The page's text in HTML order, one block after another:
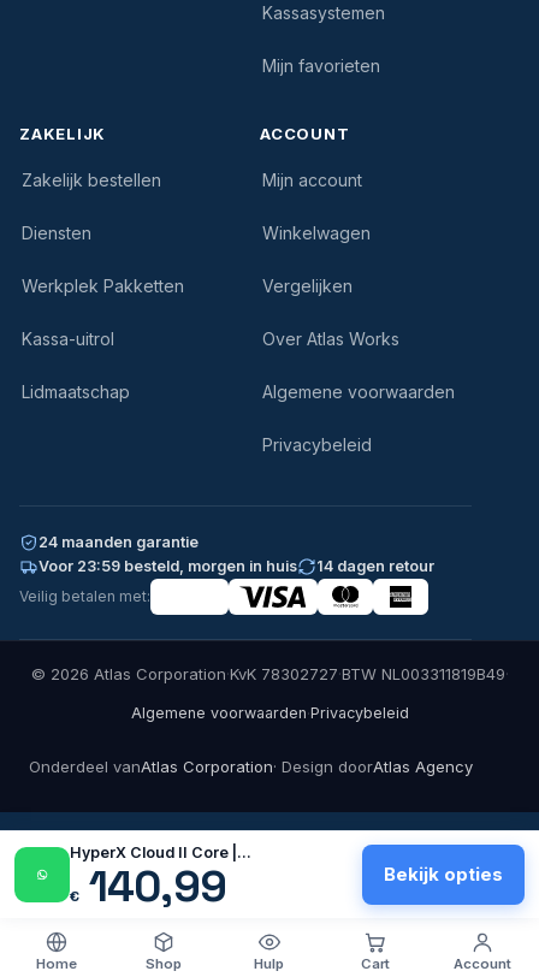
HyperX Cloud II Core |…
€140,99 Bekijk opties
Kassasystemen
Mijn favorieten
ZAKELIJK
Zakelijk bestellen
Diensten
Werkplek Pakketten
Kassa-uitrol
Lidmaatschap
ACCOUNT
Mijn account
Winkelwagen
Vergelijken
Over Atlas Works
Algemene voorwaarden
Privacybeleid
24 maanden garantie
Voor 23:59 besteld, morgen in huis
14 dagen retour
Veilig betalen met:
© 2026 Atlas Corporation·KvK 78302727·BTW NL003311819B49·
Algemene voorwaarden·Privacybeleid
Onderdeel vanAtlas Corporation· Design doorAtlas Agency
Home Shop Hulp Cart Account